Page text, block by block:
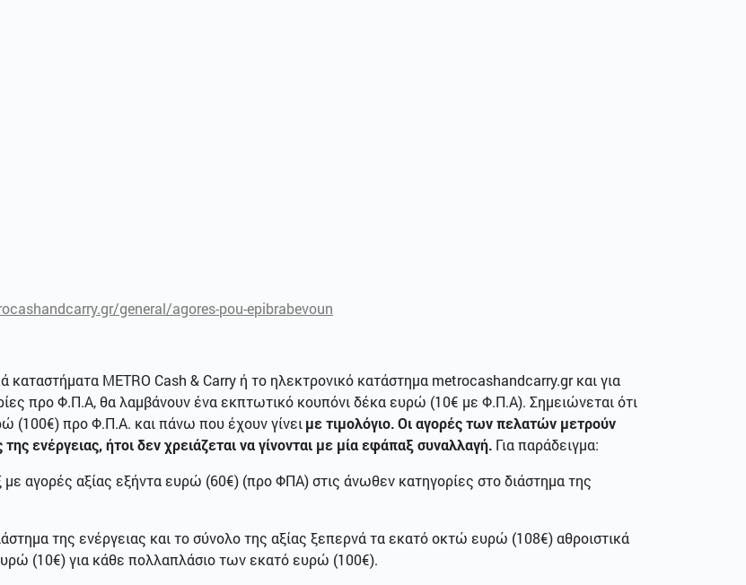
general/agores-pou-epibrabevoun
METRO Cash & Carry ή το ηλεκτρονικό κατάστημα metrocashandcarry.gr και για
προ Φ.Π.Α, θα λαμβάνουν ένα εκπτωτικό κουπόνι δέκα ευρώ (10€ με Φ.Π.Α). Σημειώνεται ότι
(100€) προ Φ.Π.Α. και πάνω που έχουν γίνειμε τιμολόγιο. Οι αγορές των πελατών μετρούν
ενέργειας, ήτοι δεν χρειάζεται να γίνονται με μία εφάπαξ συναλλαγή. Για παράδειγμα:
αγορές αξίας εξήντα ευρώ (60€) (προ ΦΠΑ) στις άνωθεν κατηγορίες στο διάστημα της
της ενέργειας και το σύνολο της αξίας ξεπερνά τα εκατό οκτώ ευρώ (108€) αθροιστικά
(10€) για κάθε πολλαπλάσιο των εκατό ευρώ (100€).